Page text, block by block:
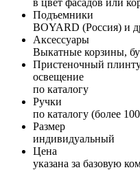
Подъемники
BOYARD (Россия) и
Аксессуары
Выкатные корзины,
Пристеночный
освещение
по каталогу
Ручки
по каталогу (более
Размер
индивидуальный
Цена
указана за базовую